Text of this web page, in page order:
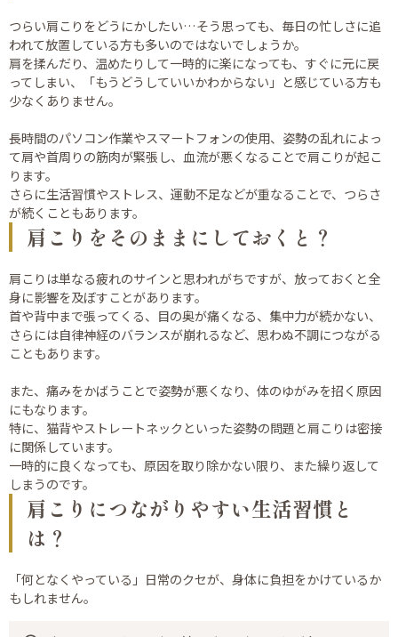
つらい肩こりをどうにかしたい…そう思っても、毎日の忙しさに追
われて放置している方も多いのではないでしょうか。
肩を揉んだり、温めたりして一時的に楽になっても、すぐに元に戻
ってしまい、「もうどうしていいかわからない」と感じている方も
少なくありません。
長時間のパソコン作業やスマートフォンの使用、姿勢の乱れによっ
て肩や首周りの筋肉が緊張し、血流が悪くなることで肩こりが起こ
ります。
さらに生活習慣やストレス、運動不足などが重なることで、つらさ
が続くこともあります。
肩こりをそのままにしておくと？
肩こりは単なる疲れのサインと思われがちですが、放っておくと全
身に影響を及ぼすことがあります。
首や背中まで張ってくる、目の奥が痛くなる、集中力が続かない、
さらには自律神経のバランスが崩れるなど、思わぬ不調につながる
こともあります。
また、痛みをかばうことで姿勢が悪くなり、体のゆがみを招く原因
にもなります。
特に、猫背やストレートネックといった姿勢の問題と肩こりは密接
に関係しています。
一時的に良くなっても、原因を取り除かない限り、また繰り返して
しまうのです。
肩こりにつながりやすい生活習慣と
は？
「何となくやっている」日常のクセが、身体に負担をかけているか
もしれません。